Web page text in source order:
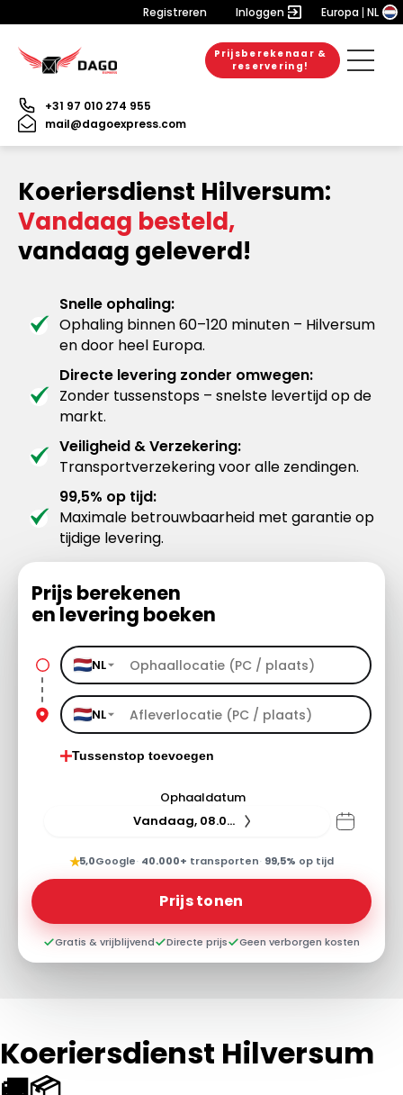
Registreren Inloggen Europa NL
Prijsberekenaar &
reservering!
+31 97 010 274 955
mail@dagoexpress.com
Koeriersdienst Hilversum:
Vandaag besteld,
vandaag geleverd!
Snelle ophaling:
Ophaling binnen 60–120 minuten – Hilversum
en door heel Europa.
Directe levering zonder omwegen:
Zonder tussenstops – snelste levertijd op de
markt.
Veiligheid & Verzekering:
Transportverzekering voor alle zendingen.
99,5% op tijd:
Maximale betrouwbaarheid met garantie op
tijdige levering.
Prijs berekenen
en levering boeken
NL
NL
Tussenstop toevoegen
Ophaaldatum
Vandaag, 08.08.26
★5,0Google· 40.000+ transporten· 99,5% op tijd
Prijs tonen
Gratis & vrijblijvend Directe prijs Geen verborgen kosten
Koeriersdienst Hilversum